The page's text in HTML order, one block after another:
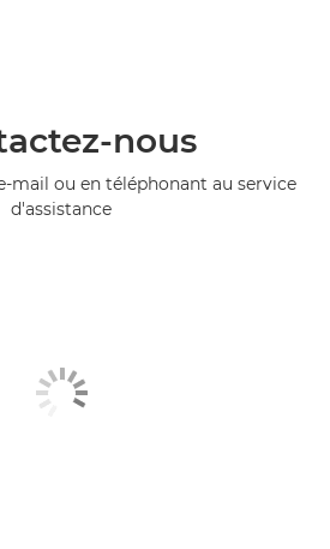
nous
mail ou en téléphonant au service
d'assistance